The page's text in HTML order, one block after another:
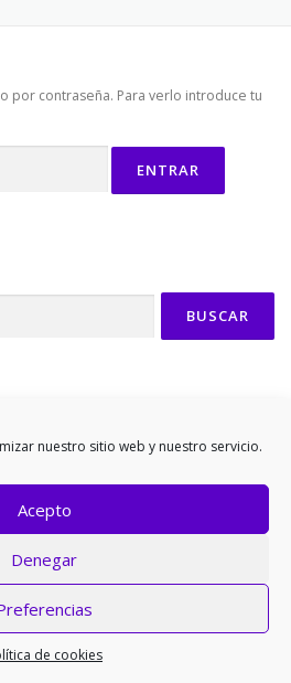
nuestro sitio web y nuestro servicio.
Acepto
Denegar
de cookies
MOTOR – TALDE
por contraseña. Para verlo introduce tu
ONU-NBE–TemaOnePress
por FameThemes